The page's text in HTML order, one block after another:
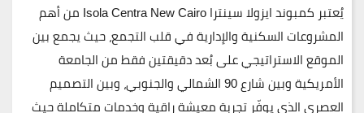
يُعتبر كمبوند ايزولا سينتراIsola Centra New Cairo من أهم
المشروعات السكنية والإدارية في قلب التجمع، حيث يجمع بين
الموقع الاستراتيجي على بُعد دقيقتين فقط من الجامعة
الأمريكية وبين شارع 90 الشمالي والجنوبي، وبين التصميم
العصري الذي يوفّر تجربة معيشة راقية وخدمات متكاملة حيث